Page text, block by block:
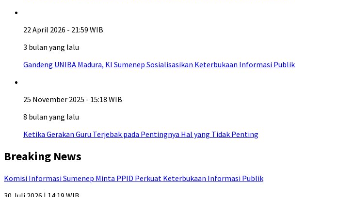
22 April 2026 - 21:59 WIB
3 bulan yang lalu
Gandeng UNIBA Madura, KI Sumenep Sosialisasikan Keterbukaan Informasi Publik
25 November 2025 - 15:18 WIB
8 bulan yang lalu
Ketika Gerakan Guru Terjebak pada Pentingnya Hal yang Tidak Penting
Breaking News
Komisi Informasi Sumenep Minta PPID Perkuat Keterbukaan Informasi Publik